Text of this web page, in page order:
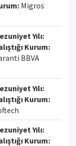
Migros
Yılı:
Kurum:
BBVA
Yılı:
Kurum:
Yılı:
Kurum: